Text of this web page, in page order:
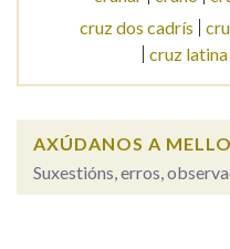
cruz dos cadrís
cruz latina
AXÚDANOS A
Suxestións, erros,